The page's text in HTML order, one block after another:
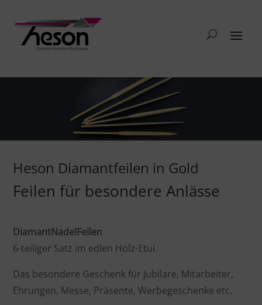
Heson Diamantfeilen in Gold
Feilen für besondere Anlässe
DiamantNadelFeilen
6-teiliger Satz im edlen Holz-Etui.
Das besondere Geschenk für Jubilare, Mitarbeiter,
Ehrungen, Messe, Präsente, Werbegeschenke etc.